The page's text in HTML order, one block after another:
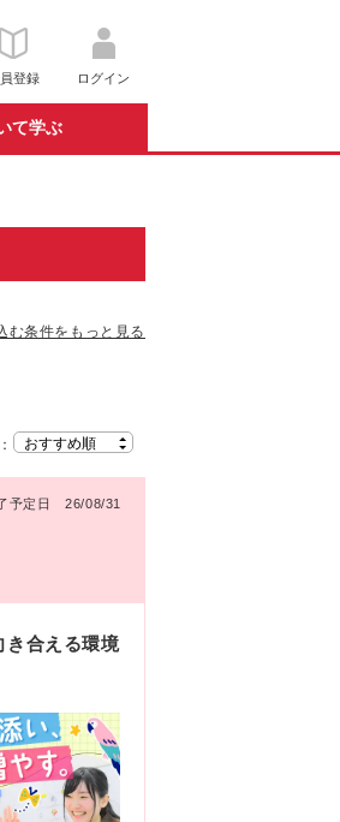
登録 ログイン
て学ぶ
む条件をもっと見る
予定日 26/08/31
き合える環境